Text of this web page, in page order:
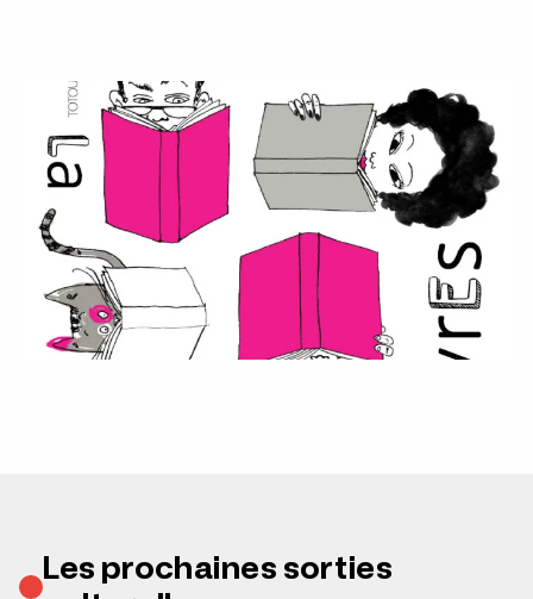
Les prochaines sorties